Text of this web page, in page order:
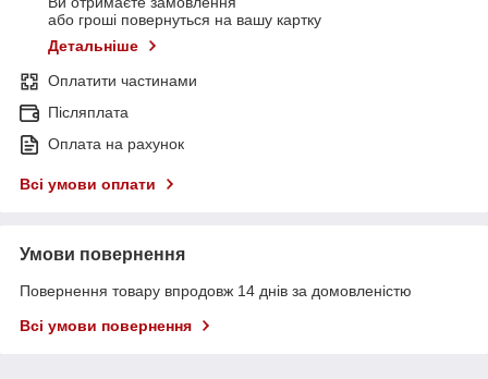
або гроші повернуться на вашу картку
Детальніше
Оплатити частинами
Післяплата
Оплата на рахунок
Всі умови оплати
Умови повернення
Повернення товару впродовж 14 днів за домовленістю
Всі умови повернення